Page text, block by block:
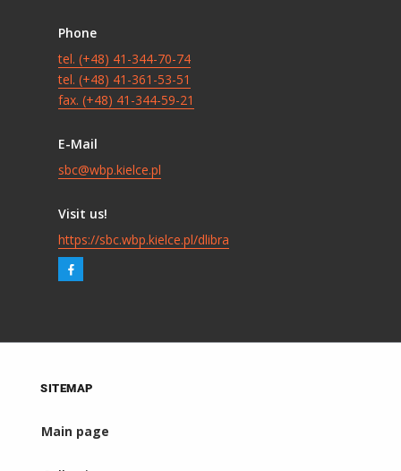
Phone
tel. (+48) 41-344-70-74
tel. (+48) 41-361-53-51
fax. (+48) 41-344-59-21
E-Mail
sbc@wbp.kielce.pl
Visit us!
https://sbc.wbp.kielce.pl/dlibra
SITEMAP
Main page